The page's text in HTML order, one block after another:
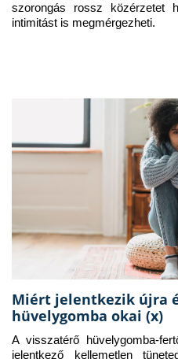
szorongás rossz közérzetet
intimitást is megmérgezheti.
Miért jelentkezik újra
hüvelygomba okai (x)
A visszatérő hüvelygomba-
jelentkező kellemetlen